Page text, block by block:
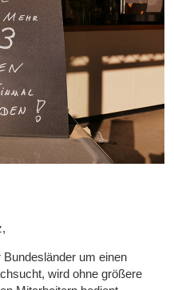
um einen
wird ohne größere